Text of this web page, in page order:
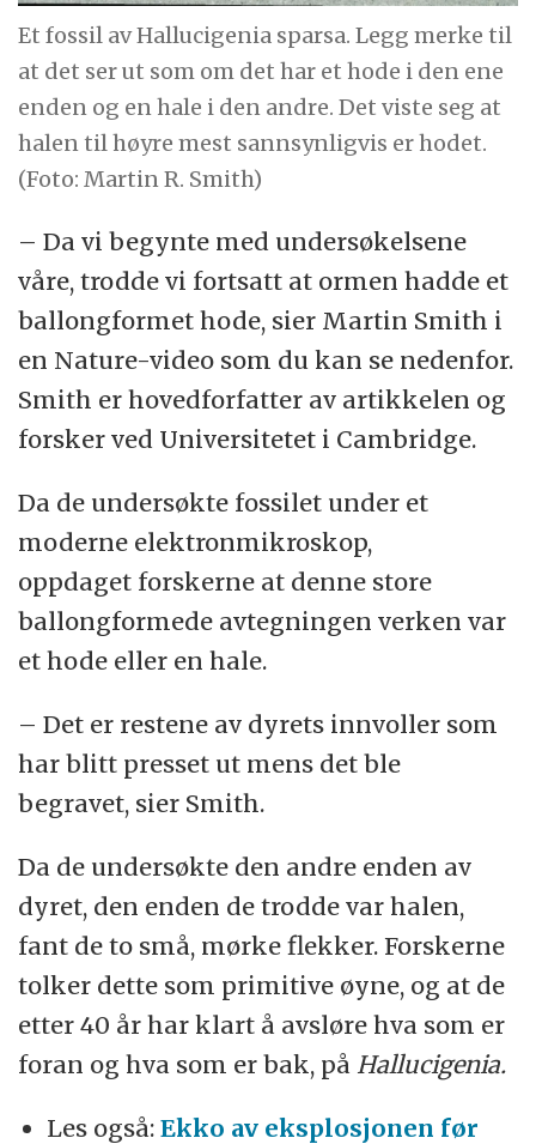
Et fossil av Hallucigenia sparsa. Legg merke til
at det ser ut som om det har et hode i den ene
enden og en hale i den andre. Det viste seg at
halen til høyre mest sannsynligvis er hodet.
(Foto: Martin R. Smith)
– Da vi begynte med undersøkelsene
våre, trodde vi fortsatt at ormen hadde et
ballongformet hode, sier Martin Smith i
en Nature-video som du kan se nedenfor.
Smith er hovedforfatter av artikkelen og
forsker ved Universitetet i Cambridge.
Da de undersøkte fossilet under et
moderne elektronmikroskop,
oppdaget forskerne at denne store
ballongformede avtegningen verken var
et hode eller en hale.
– Det er restene av dyrets innvoller som
har blitt presset ut mens det ble
begravet, sier Smith.
Da de undersøkte den andre enden av
dyret, den enden de trodde var halen,
fant de to små, mørke flekker. Forskerne
tolker dette som primitive øyne, og at de
etter 40 år har klart å avsløre hva som er
foran og hva som er bak, på Hallucigenia.
Les også:Ekko av eksplosjonen før